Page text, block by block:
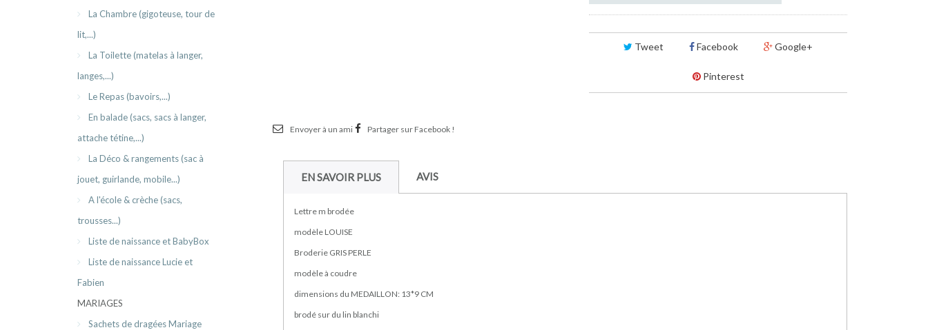
La Chambre (gigoteuse, tour de
lit,...)
La Toilette (matelas à langer,
langes,...)
Le Repas (bavoirs,...)
En balade (sacs, sacs à langer,
attache tétine,...)
La Déco & rangements (sac à
jouet, guirlande, mobile...)
A l'école & crèche (sacs,
trousses...)
Liste de naissance et BabyBox
Liste de naissance Lucie et
Fabien
MARIAGES
Sachets de dragées Mariage
Tweet Facebook Google+
Pinterest
Envoyer à un ami Partager sur Facebook !
EN SAVOIR PLUS AVIS
Lettre m brodée
modèle LOUISE
Broderie GRIS PERLE
modèle à coudre
dimensions du MEDAILLON: 13*9 CM
brodé sur du lin blanchi